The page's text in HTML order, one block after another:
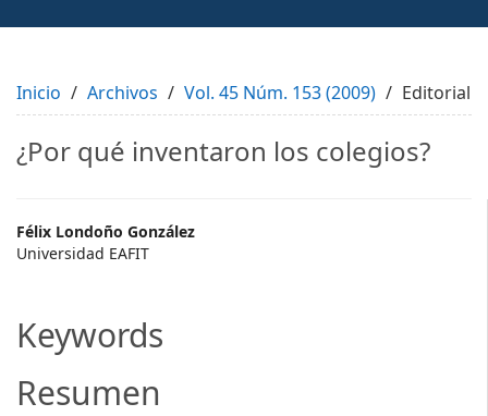
Inicio Archivos Vol. 45 Núm. 153 (2009) Editorial
¿Por qué inventaron los colegios?
Main
Article
Félix Londoño González
Universidad EAFIT
Keywords
Resumen